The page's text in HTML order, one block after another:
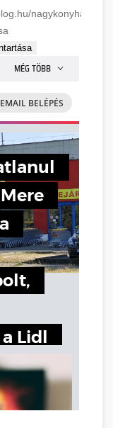
nagykonyhai-